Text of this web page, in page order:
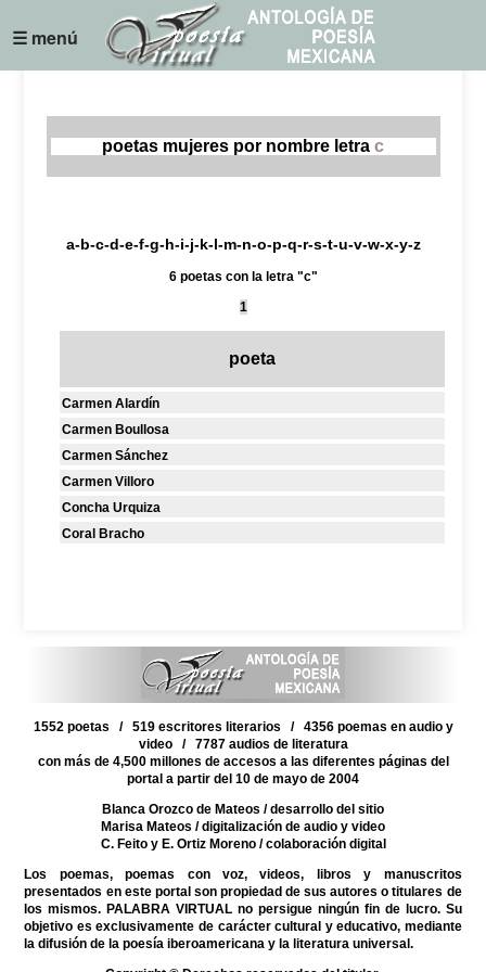
☰ menú
poetas mujeres por nombre letra c
a-b-c-d-e-f-g-h-i-j-k-l-m-n-o-p-q-r-s-t-u-v-w-x-y-z
6 poetas con la letra "c"
1
poeta
Carmen Alardín
Carmen Boullosa
Carmen Sánchez
Carmen Villoro
Concha Urquiza
Coral Bracho
1552 poetas / 519 escritores literarios / 4356 poemas en audio y
video / 7787 audios de literatura
con más de 4,500 millones de accesos a las diferentes páginas del
portal a partir del 10 de mayo de 2004
Blanca Orozco de Mateos / desarrollo del sitio
Marisa Mateos / digitalización de audio y video
C. Feito y E. Ortiz Moreno/ colaboración digital
Los poemas, poemas con voz, videos, libros y manuscritos
presentados en este portal son propiedad de sus autores o titulares de
los mismos. PALABRA VIRTUAL no persigue ningún fin de lucro. Su
objetivo es exclusivamente de carácter cultural y educativo, mediante
la difusión de la poesía iberoamericana y la literatura universal.